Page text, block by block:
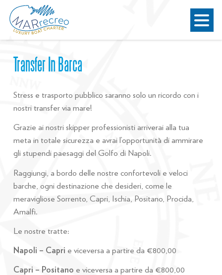
Transfer In Barca
Stress e trasporto pubblico saranno solo un ricordo con i
nostri transfer via mare!
Grazie ai nostri skipper professionisti arriverai alla tua
meta in totale sicurezza e avrai l’opportunità di ammirare
gli stupendi paesaggi del Golfo di Napoli.
Raggiungi, a bordo delle nostre confortevoli e veloci
barche, ogni destinazione che desideri, come le
meravigliose Sorrento, Capri, Ischia, Positano, Procida,
Amalfi.
Le nostre tratte:
Napoli – Capri e viceversa a partire da €800,00
Capri – Positano e viceversa a partire da €800,00